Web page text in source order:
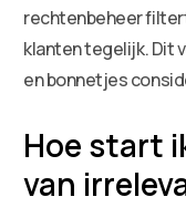
rechtenbeheer
klanten tegelijk. Dit
en bonnetjes
Hoe start
van